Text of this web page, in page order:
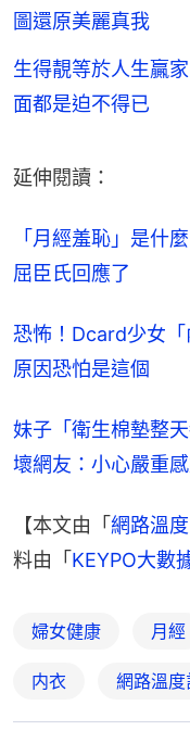
圖還原美麗真我
生得靚等於人生贏
面都是迫不得已
延伸閱讀：
「月經羞恥」是什
屈臣氏回應了
恐怖！Dcard少女「
原因恐怕是這個
妹子「衛生棉墊整
壞網友：小心嚴重
【本文由「 網路溫
料由「 KEYPO大數
婦女健康 月經
内衣 網路溫